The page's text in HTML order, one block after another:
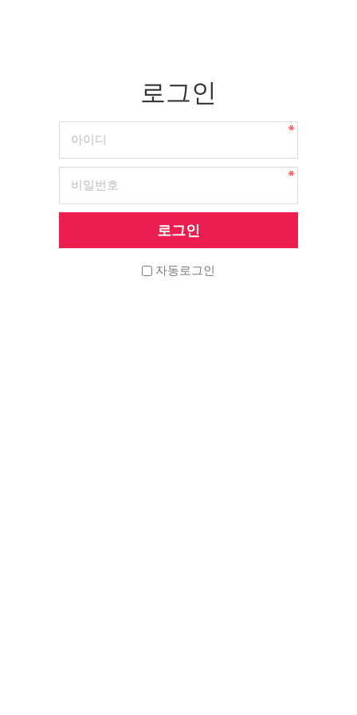
로그인
자동로그인